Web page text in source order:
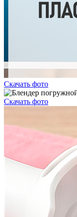
Скачать фото
Скачать фото